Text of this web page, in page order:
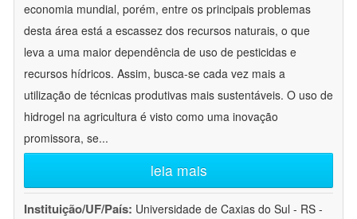
economia mundial, porém, entre os principais problemas
desta área está a escassez dos recursos naturais, o que
leva a uma maior dependência de uso de pesticidas e
recursos hídricos. Assim, busca-se cada vez mais a
utilização de técnicas produtivas mais sustentáveis. O uso de
hidrogel na agricultura é visto como uma inovação
promissora, se...
leia mais
Instituição/UF/País: Universidade de Caxias do Sul - RS -